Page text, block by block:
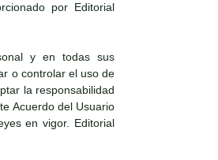
por Editorial
y en todas sus
o controlar el uso de
la responsabilidad
Acuerdo del Usuario
en vigor. Editorial